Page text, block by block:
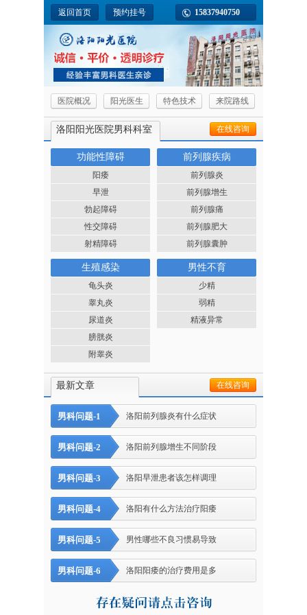
返回首页 预约挂号 15837940750
医院概况 阳光医生 特色技术 来院路线
洛阳阳光医院男科科室 在线咨询
功能性障碍
阳痿
早泄
勃起障碍
性交障碍
射精障碍
前列腺疾病
前列腺炎
前列腺增生
前列腺痛
前列腺肥大
前列腺囊肿
生殖感染
龟头炎
睾丸炎
尿道炎
膀胱炎
附睾炎
男性不育
少精
弱精
精液异常
最新文章 在线咨询
男科问题-1 洛阳前列腺炎有什么症状
男科问题-2 洛阳前列腺增生不同阶段
男科问题-3 洛阳早泄患者该怎样调理
男科问题-4 洛阳有什么方法治疗阳痿
男科问题-5 男性哪些不良习惯易导致
男科问题-6 洛阳阳痿的治疗费用是多